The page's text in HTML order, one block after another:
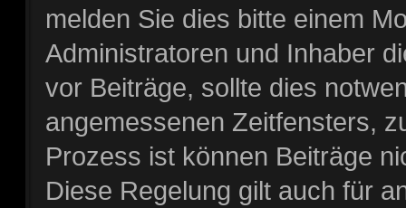
melden Sie dies bitte einem
Administratoren und Inhaber
vor Beiträge, sollte dies
angemessenen Zeitfensters,
Prozess ist können Beiträge
Diese Regelung gilt auch für